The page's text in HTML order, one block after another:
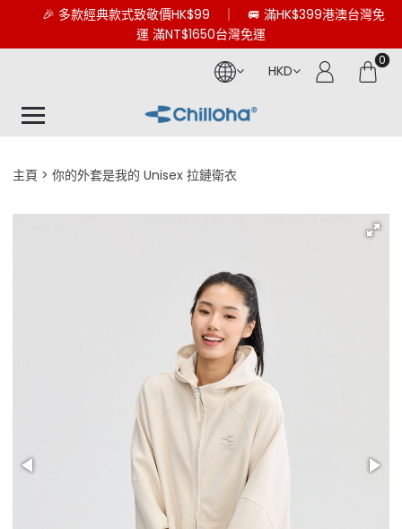
🎉 多款經典款式致敬價HK$99 ｜ 🚐 滿HK$399港澳台灣免
運 滿NT$1650台灣免運
HKD
0
主頁 你的外套是我的 Unisex 拉鏈衛衣